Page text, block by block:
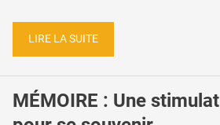
LIRE LA SUITE
MÉMOIRE : Une